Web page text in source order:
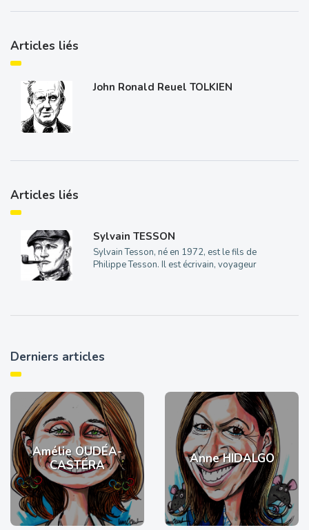
Articles liés
John Ronald Reuel TOLKIEN
Articles liés
Sylvain TESSON
Sylvain Tesson, né en 1972, est le fils de
Philippe Tesson. Il est écrivain, voyageur
Derniers articles
Amélie OUDÉA-
CASTÉRA
Anne HIDALGO